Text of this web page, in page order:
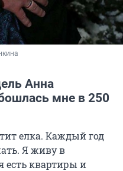
Анна
мне в 250
елка. Каждый год
Я живу в
есть квартиры и